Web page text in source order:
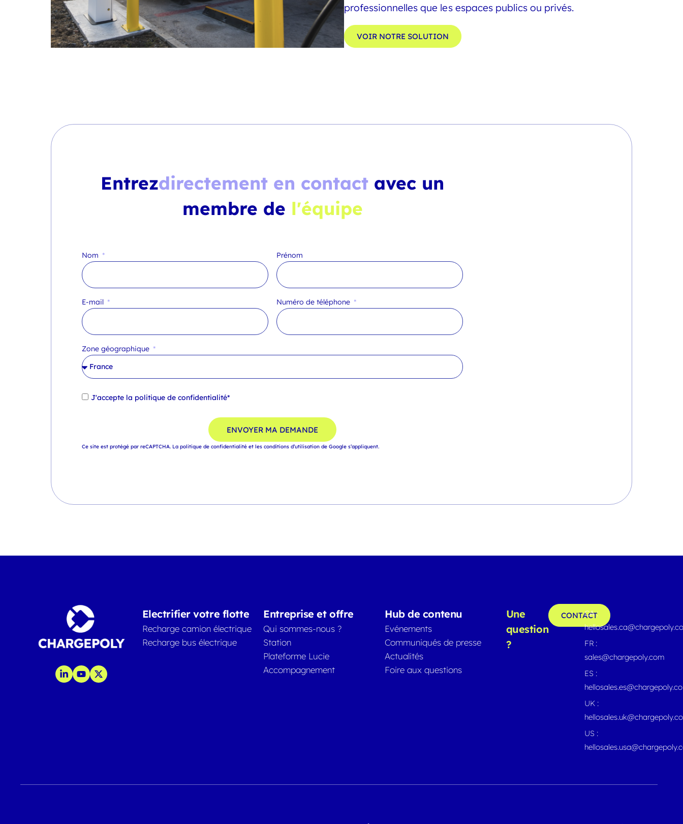
professionnelles que les espaces publics ou privés.
VOIR NOTRE SOLUTION
Entrezdirectement en contact avec un
membre de l'équipe
Nom Prénom
E-mail Numéro de téléphone
Zone géographique
J'accepte la politique de confidentialité*
ENVOYER MA DEMANDE
Ce site est protégé par reCAPTCHA. La politique de confidentialité et les conditions d’utilisation de Google s’appliquent.
Electrifier votre flotte
Recharge camion électrique
Recharge bus électrique
Entreprise et offre
Qui sommes-nous ?
Station
Plateforme Lucie
Accompagnement
Hub de contenu
Evénements
Communiqués de presse
Actualités
Foire aux questions
Une
question
?
CONTACT
CA :
FR :
sales@chargepoly.com
ES :
UK :
US :